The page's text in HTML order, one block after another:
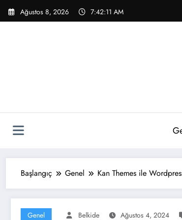
İçeriğe
atla
Ağustos 8, 2026 7:42:12 AM
Başlangıç Genel Kan Themes ile
Genel Belkide Ağustos 4, 2024